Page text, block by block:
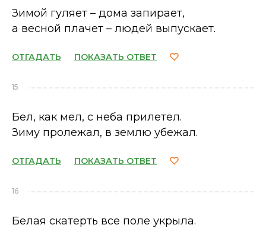
Зимой гуляет – дома запирает,
а весной плачет – людей выпускает.
ОТГАДАТЬ ПОКАЗАТЬ ОТВЕТ
15
Бел, как мел, с неба прилетел.
Зиму пролежал, в землю убежал.
ОТГАДАТЬ ПОКАЗАТЬ ОТВЕТ
16
Белая скатерть все поле укрыла.